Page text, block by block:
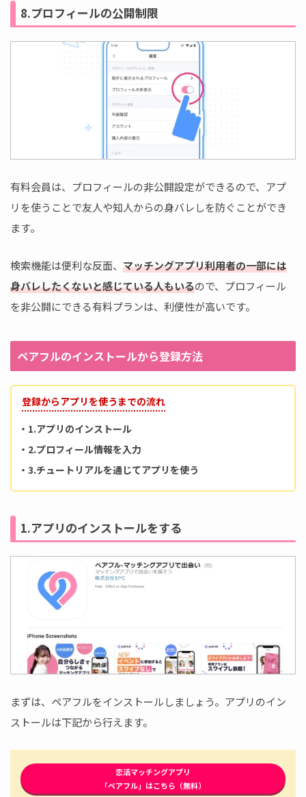
8.プロフィールの公開制限
有料会員は、プロフィールの非公開設定ができるので、アプ
リを使うことで友人や知人からの身バレしを防ぐことができ
ます。
検索機能は便利な反面、 マッチングアプリ利用者の一部には
身バレしたくないと感じている人もいるので、プロフィール
を非公開にできる有料プランは、利便性が高いです。
ペアフルのインストールから登録方法
登録からアプリを使うまでの流れ
・1.アプリのインストール
・2.プロフィール情報を入力
・3.チュートリアルを通じてアプリを使う
1.アプリのインストールをする
まずは、ペアフルをインストールしましょう。アプリのイン
ストールは下記から行えます。
恋活マッチングアプリ
「ペアフル」はこちら（無料）